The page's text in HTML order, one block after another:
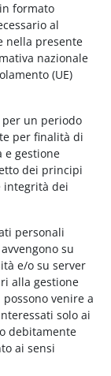
formato
al
nella presente
nazionale
(UE)
per un periodo
per finalità di
e gestione
dei principi
integrità dei
personali
su
e/o su server
alla gestione
venire a
solo ai
debitamente
ai sensi